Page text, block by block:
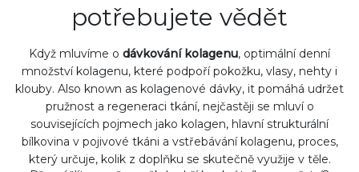
potřebujete vědět
Když mluvíme o dávkování kolagenu, optimální denní
množství kolagenu, které podpoří pokožku, vlasy, nehty i
klouby. Also known as kolagenové dávky, it pomáhá udržet
pružnost a regeneraci tkání, nejčastěji se mluví o
souvisejících pojmech jako kolagen, hlavní strukturální
bílkovina v pojivové tkáni a vstřebávání kolagenu, proces,
který určuje, kolik z doplňku se skutečně využije v těle.